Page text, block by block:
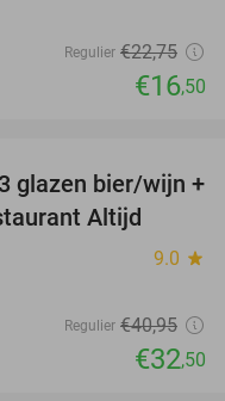
Regulier €22,75
€16,50
21%
glazen bier/wijn +
Altijd
9.0 star
Regulier €40,95
€32,50